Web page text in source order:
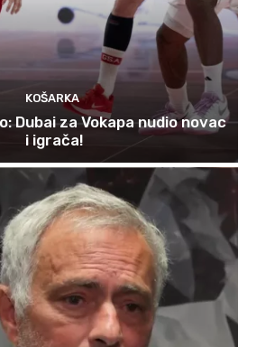
KOŠARKA
Dubai za Vokapa nudio novac
i igrača!